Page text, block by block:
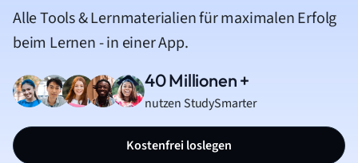
Alle Tools & Lernmaterialien für maximalen Erfolg
beim Lernen - in einer App.
40 Millionen +
nutzen StudySmarter
Kostenfrei loslegen